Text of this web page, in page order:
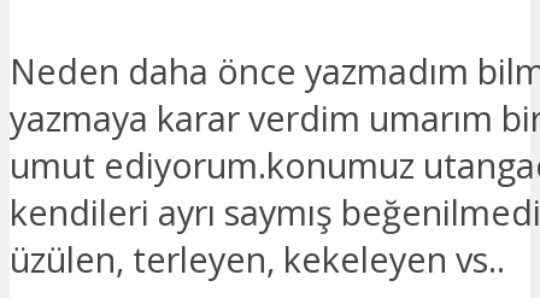
Neden daha önce yazmadım
yazmaya karar verdim umarım
umut ediyorum.konumuz
kendileri ayrı saymış
üzülen, terleyen, kekeleyen vs..